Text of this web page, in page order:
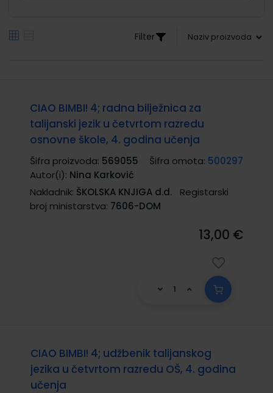
Filter
CIAO BIMBI! 4; radna bilježnica za
talijanski jezik u četvrtom razredu
osnovne škole, 4. godina učenja
Šifra proizvoda: 569055 Šifra omota: 500297
Autor(i): Nina Karković
Nakladnik: ŠKOLSKA KNJIGA d.d.
Registarski
broj ministarstva: 7606-DOM
13,00 €
CIAO BIMBI! 4; udžbenik talijanskog
jezika u četvrtom razredu OŠ, 4. godina
učenja